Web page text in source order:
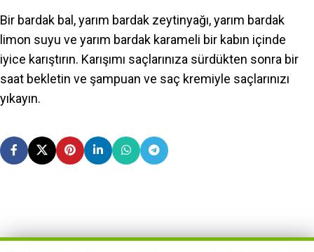
Bir bardak bal, yarım bardak zeytinyağı, yarım bardak
limon suyu ve yarım bardak karameli bir kabın içinde
iyice karıştırın. Karışımı saçlarınıza sürdükten sonra bir
saat bekletin ve şampuan ve saç kremiyle saçlarınızı
yıkayın.